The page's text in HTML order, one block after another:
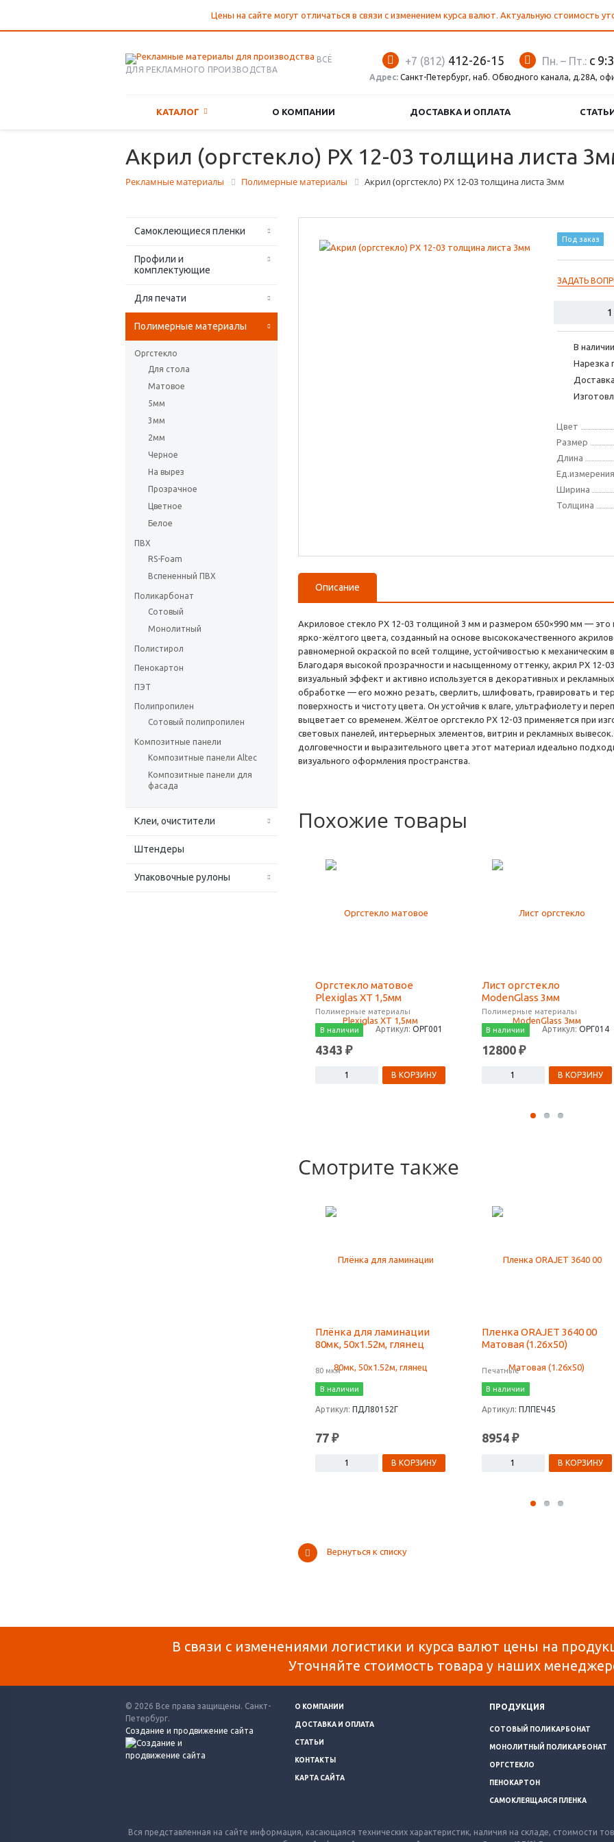
Цены на сайте могут отличаться в связи с изменением курса валют. Актуальную стоимость
ВСЁ
ДЛЯ РЕКЛАМНОГО ПРОИЗВОДСТВА
Пн. – Пт.: с
+7 (812) 412-26-15
Адрес: Санкт-Петербург, наб. Обводного канала, д.28А,
КАТАЛОГ О КОМПАНИИ ДОСТАВКА И ОПЛАТА
Акрил (оргстекло) PX 12-03 толщина листа
Рекламные материалы Полимерные материалы Акрил (оргстекло) PX 12-03 толщина листа 3мм
Самоклеющиеся пленки
Профили и
комплектующие
Для печати
Полимерные материалы
Оргстекло
Для стола
Матовое
5мм
3мм
2мм
Черное
На вырез
Прозрачное
Цветное
Белое
ПВХ
RS-Foam
Вспененный ПВХ
Поликарбонат
Сотовый
Монолитный
Полистирол
Пенокартон
ПЭТ
Полипропилен
Сотовый полипропилен
Композитные панели
Композитные панели Altec
Композитные панели для
фасада
Клеи, очистители
Штендеры
Упаковочные рулоны
Под заказ
ЗАДАТЬ
В
Нарезка
Цвет
Размер
Длина
Ед.измерения
Ширина
Толщина
Описание
Акриловое стекло PX 12-03 толщиной 3 мм и размером 650×990 мм — это
ярко-жёлтого цвета, созданный на основе высококачественного
равномерной окраской по всей толщине, устойчивостью к механическим
Благодаря высокой прозрачности и насыщенному оттенку, акрил PX 12-
визуальный эффект и активно используется в декоративных и
обработке — его можно резать, сверлить, шлифовать, гравировать и
поверхность и чистоту цвета. Он устойчив к влаге, ультрафиолету и
выцветает со временем. Жёлтое оргстекло PX 12-03 применяется при
световых панелей, интерьерных элементов, витрин и рекламных
долговечности и выразительного цвета этот материал идеально
визуального оформления пространства.
Похожие товары
Оргстекло матовое
Plexiglas XT 1,5мм
Полимерные материалы
В наличии Артикул:ОРГ001
4343 ₽
В КОРЗИНУ
Лист оргстекло
ModenGlass 3мм
Полимерные материалы
В наличии Артикул: ОРГ014
12800 ₽
В КОРЗИНУ
Смотрите также
Плёнка для ламинации
80мк, 50х1.52м, глянец
80 мкм
В наличии
Артикул: ПДЛ80152Г
77 ₽
В КОРЗИНУ
Пленка ORAJET 3640 00
Матовая (1.26х50)
Печатные
В наличии
Артикул: ПЛПЕЧ45
8954 ₽
В КОРЗИНУ
Вернуться к списку
В связи с изменениями логистики и курса валют цены на
Уточняйте стоимость товара у наших
© 2026 Все права защищены. Санкт-
Петербург.
Создание и продвижение сайта
О КОМПАНИИ
ДОСТАВКА И ОПЛАТА
СТАТЬИ
КОНТАКТЫ
КАРТА САЙТА
ПРОДУКЦИЯ
СОТОВЫЙ ПОЛИКАРБОНАТ
МОНОЛИТНЫЙ ПОЛИКАРБОНАТ
ОРГСТЕКЛО
ПЕНОКАРТОН
САМОКЛЕЯЩАЯСЯ ПЛЕНКА
Вся представленная на сайте информация, касающаяся технических характеристик, наличия на складе, стоимости